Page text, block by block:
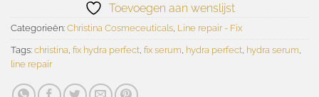
Toevoegen aan wenslijst
Categorieën: Christina Cosmeceuticals Line repair - Fix
Tags: christina fix hydra perfect fix serum hydra perfect hydra serum
line repair